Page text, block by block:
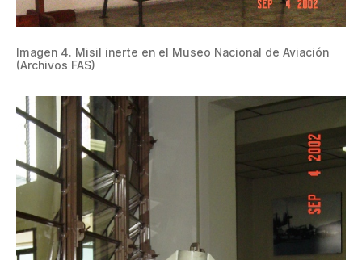
Imagen 4. Misil inerte en el Museo Nacional de Aviación
(Archivos FAS)